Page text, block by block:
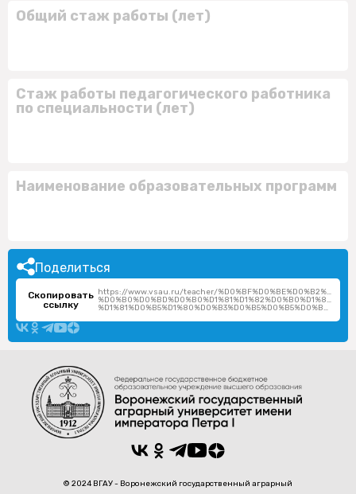
Общий стаж работы (лет)
Стаж работы педагогического работника
по специальности (лет)
Наименование образовательных программ
Поделиться
Скопировать
ссылку
https://www.vsau.ru/teacher/
%D1%81%D0%B5%D1%80%D0%B3%D0%B5%D0%B5%D0%B2%D0%BD%D0%B0/
© 2024 ВГАУ - Воронежский государственный аграрный